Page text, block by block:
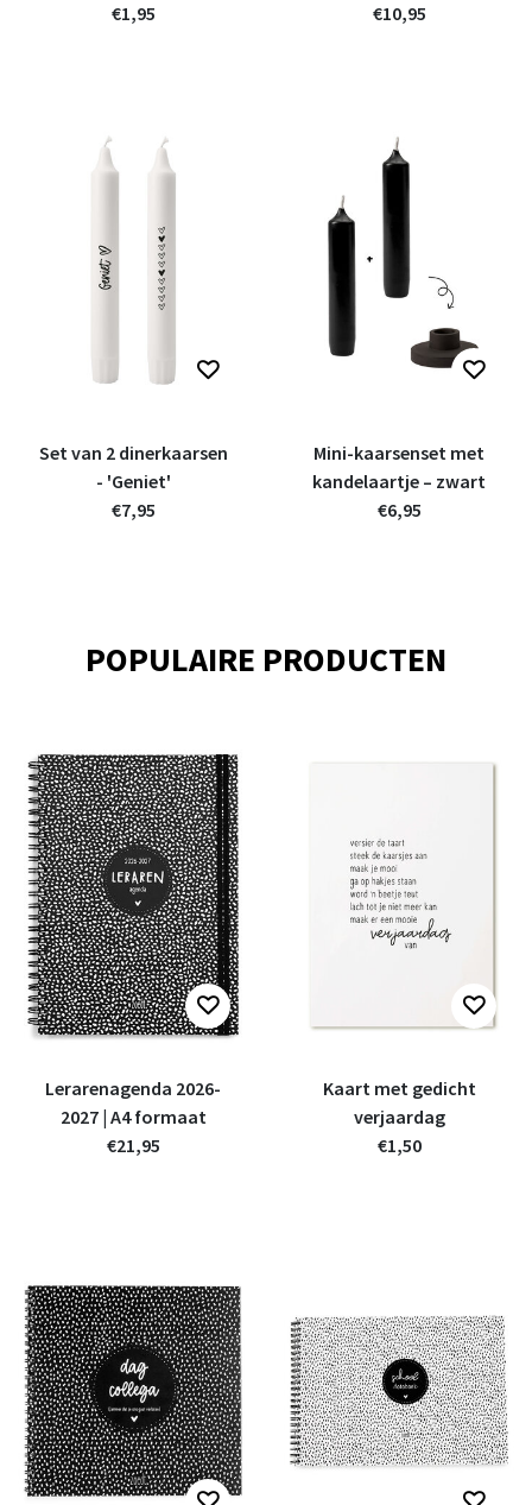
€1,95
stijlvolle en praktisch
€10,95
Set van 2 dinerkaarsen
- 'Geniet'
€7,95
Mini-kaarsenset met
kandelaartje – zwart
€6,95
POPULAIRE PRODUCTEN
Lerarenagenda 2026-
2027 | A4 formaat
€21,95
Kaart met gedicht
verjaardag
€1,50